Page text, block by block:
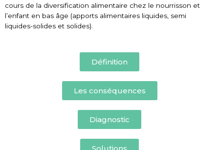
cours de la diversification alimentaire chez le nourrisson et
l’enfant en bas âge (apports alimentaires liquides, semi
liquides-solides et solides).
Définition
Les conséquences
Diagnostic